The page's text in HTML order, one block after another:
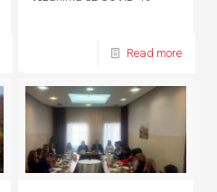
Read more